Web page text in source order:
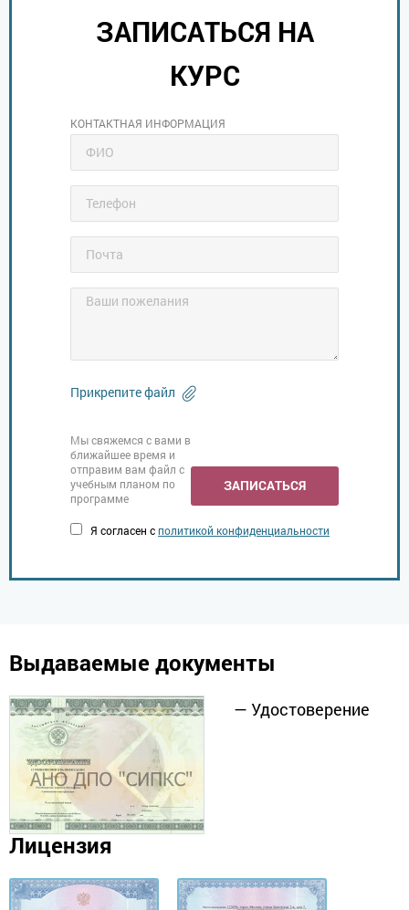
ЗАПИСАТЬСЯ НА
КУРС
Я согласен сполитикой конфиденциальности
КОНТАКТНАЯ ИНФОРМАЦИЯ
Прикрепите файл
Мы свяжемся с вами в
ближайшее время и
отправим вам файл с
учебным планом по
программе
ЗАПИСАТЬСЯ
Выдаваемые документы
— Удостоверение
Лицензия